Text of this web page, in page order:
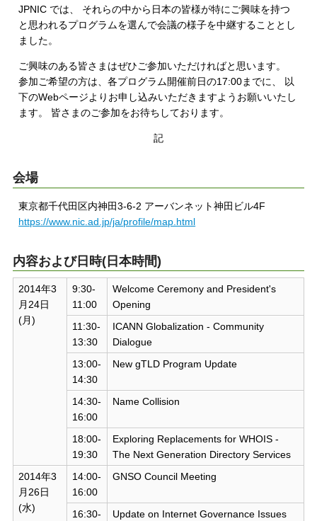
JPNIC では、 それらの中から日本の皆様が特にご興味を持つ
と思われるプログラムを選んで会議の様子を中継することとし
ました。
ご興味のある皆さまはぜひご参加いただければと思います。
参加ご希望の方は、各プログラム開催前日の17:00までに、 以
下のWebページよりお申し込みいただきますようお願いいたし
ます。 皆さまのご参加をお待ちしております。
記
会場
東京都千代田区内神田3-6-2 アーバンネット神田ビル4F
https://www.nic.ad.jp/ja/profile/map.html
内容および日時(日本時間)
2014年3
月24日
(月)
9:30-
11:00
Welcome Ceremony and President's
Opening
11:30-
13:30
ICANN Globalization - Community
Dialogue
13:00-
14:30
New gTLD Program Update
14:30-
16:00
Name Collision
18:00-
19:30
Exploring Replacements for WHOIS -
The Next Generation Directory Services
2014年3
月26日
(水)
14:00-
16:00
GNSO Council Meeting
16:30-
Update on Internet Governance Issues